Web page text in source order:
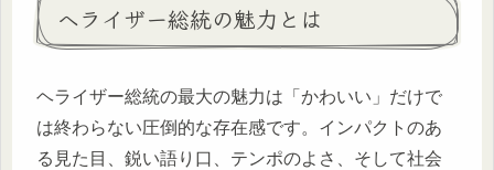
ヘライザー総統の魅力とは
ヘライザー総統の最大の魅力は「かわいい」だけで
は終わらない圧倒的な存在感です。インパクトのあ
る見た目、鋭い語り口、テンポのよさ、そして社会